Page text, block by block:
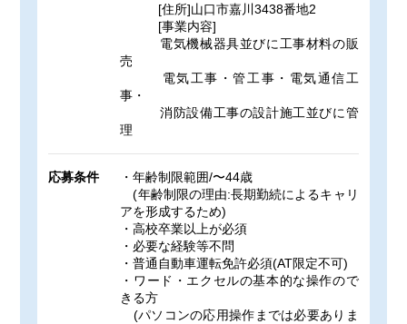
[住所]山口市嘉川3438番地2
[事業内容]
電気機械器具並びに工事材料の販
売
電気工事・管工事・電気通信工
事・
消防設備工事の設計施工並びに管
理
応募条件
・年齢制限範囲/〜44歳
(年齢制限の理由:長期勤続によるキャリ
アを形成するため)
・高校卒業以上が必須
・必要な経験等不問
・普通自動車運転免許必須(AT限定不可)
・ワード・エクセルの基本的な操作ので
きる方
(パソコンの応用操作までは必要ありま